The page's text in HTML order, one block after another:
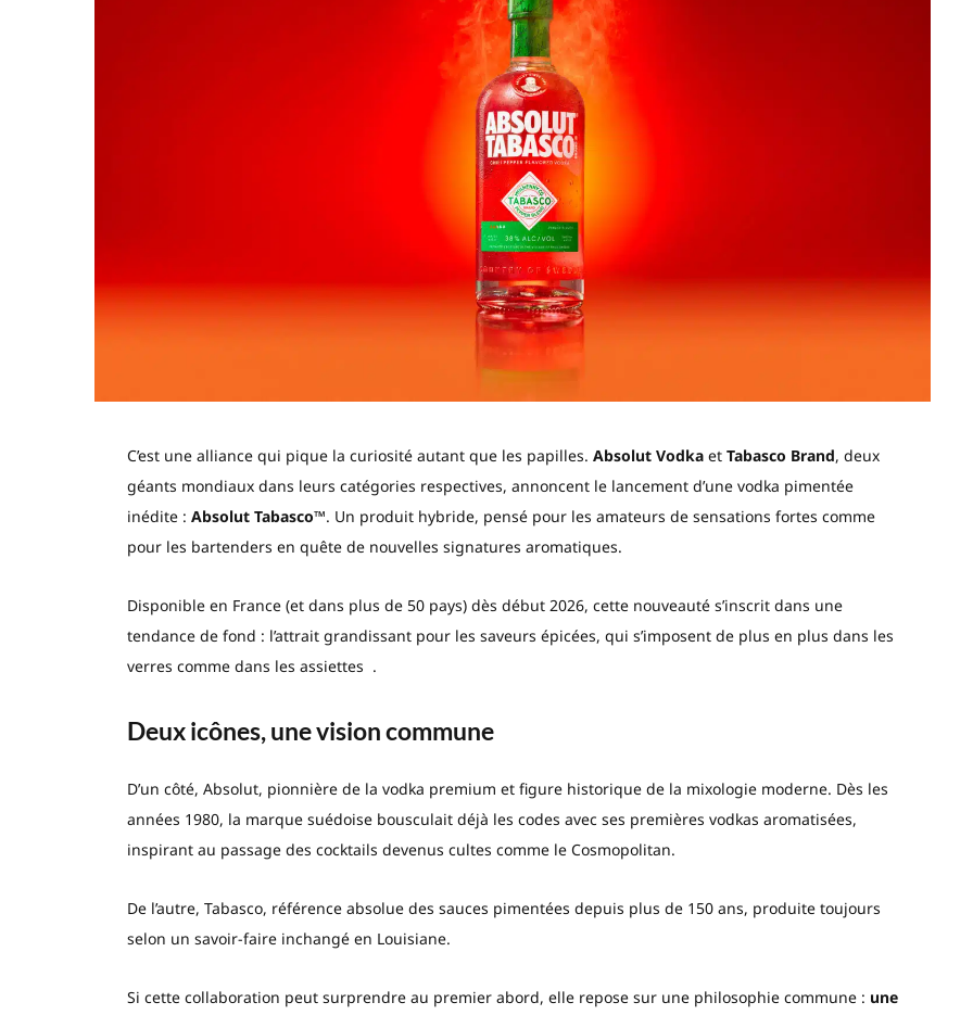
C’est une alliance qui pique la curiosité autant que les papilles. Absolut Vodkaet Tabasco Brand, deux
géants mondiaux dans leurs catégories respectives, annoncent le lancement d’une vodka pimentée
inédite : Absolut Tabasco™. Un produit hybride, pensé pour les amateurs de sensations fortes comme
pour les bartenders en quête de nouvelles signatures aromatiques.
Disponible en France (et dans plus de 50 pays) dès début 2026, cette nouveauté s’inscrit dans une
tendance de fond : l’attrait grandissant pour les saveurs épicées, qui s’imposent de plus en plus dans les
verres comme dans les assiettes .
Deux icônes, une vision commune
D’un côté, Absolut, pionnière de la vodka premium et figure historique de la mixologie moderne. Dès les
années 1980, la marque suédoise bousculait déjà les codes avec ses premières vodkas aromatisées,
inspirant au passage des cocktails devenus cultes comme le Cosmopolitan.
De l’autre, Tabasco, référence absolue des sauces pimentées depuis plus de 150 ans, produite toujours
selon un savoir-faire inchangé en Louisiane.
Si cette collaboration peut surprendre au premier abord, elle repose sur une philosophie commune : une